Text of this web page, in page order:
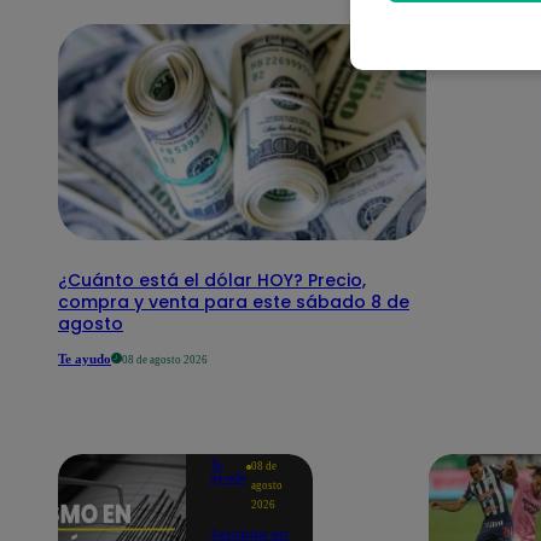
¿Cuánto está el dólar HOY? Precio,
compra y venta para este sábado 8 de
agosto
Te ayudo 08 de agosto 2026
Te
ayudo
08 de
agosto
2026
Temblor en